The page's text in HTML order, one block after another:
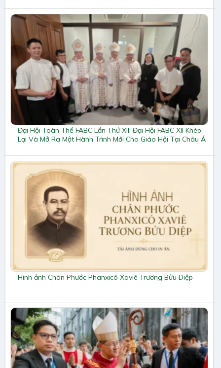
Đại Hội Toàn Thể FABC Lần Thứ XII: Đại Hội FABC XII Khép
Lại Và Mở Ra Một Hành Trình Mới Cho Giáo Hội Tại Châu Á
Hình ảnh Chân Phước Phanxicô Xaviê Trương Bửu Diệp